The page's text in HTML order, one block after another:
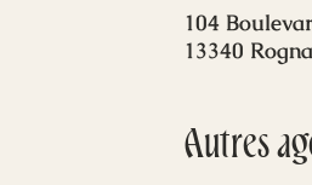
104
13340
Autres